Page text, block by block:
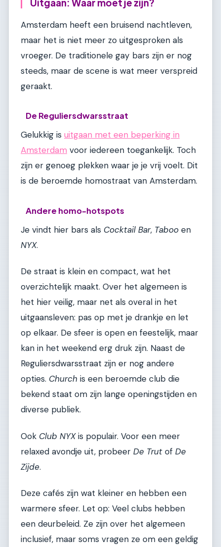
Uitgaan: Waar moet je zijn?
Amsterdam heeft een bruisend nachtleven,
maar het is niet meer zo uitgesproken als
vroeger. De traditionele gay bars zijn er nog
steeds, maar de scene is wat meer verspreid
geraakt.
De Reguliersdwarsstraat
Gelukkig is uitgaan met een beperking in
Amsterdam voor iedereen toegankelijk. Toch
zijn er genoeg plekken waar je je vrij voelt. Dit
is de beroemde homostraat van Amsterdam.
Andere homo-hotspots
Je vindt hier bars als Cocktail Bar, Taboo en
NYX.
De straat is klein en compact, wat het
overzichtelijk maakt. Over het algemeen is
het hier veilig, maar net als overal in het
uitgaansleven: pas op met je drankje en let
op elkaar. De sfeer is open en feestelijk, maar
kan in het weekend erg druk zijn. Naast de
Reguliersdwarsstraat zijn er nog andere
opties. Church is een beroemde club die
bekend staat om zijn lange openingstijden en
diverse publiek.
Ook Club NYXis populair. Voor een meer
relaxed avondje uit, probeer De Trut of De
Zijde.
Deze cafés zijn wat kleiner en hebben een
warmere sfeer. Let op: Veel clubs hebben
een deurbeleid. Ze zijn over het algemeen
inclusief, maar soms vragen ze om een geldig